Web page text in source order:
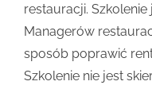
restauracji.
Managerów
sposób poprawić
Szkolenie nie jest